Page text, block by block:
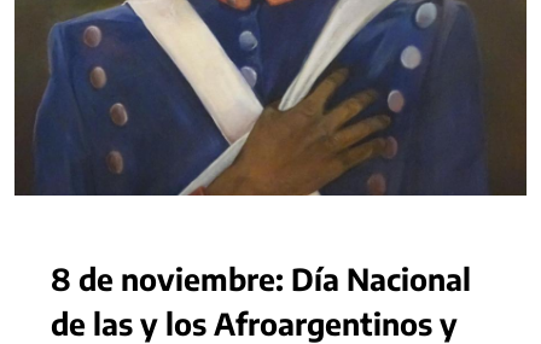
8 de noviembre: Día Nacional
de las y los Afroargentinos y